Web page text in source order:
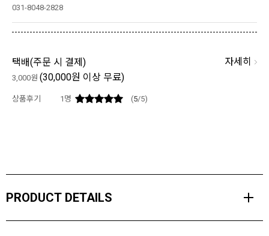
031-8048-2828
택배(주문 시 결제 ) 자세히
3,000원 (30,000원 이상 무료)
상품후기 1 명 (5/5)
PRODUCT DETAILS